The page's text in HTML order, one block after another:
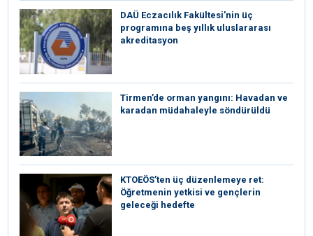
DAÜ Eczacılık Fakültesi’nin üç
programına beş yıllık uluslararası
akreditasyon
Tirmen’de orman yangını: Havadan ve
karadan müdahaleyle söndürüldü
KTOEÖS’ten üç düzenlemeye ret:
Öğretmenin yetkisi ve gençlerin
geleceği hedefte